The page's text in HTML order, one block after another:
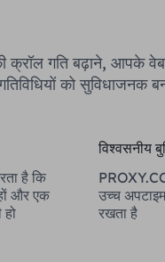
गति बढ़ाने, आपके वेब
को
है कि
और एक
हो
विश्वसनीय
उच्च
रखता है